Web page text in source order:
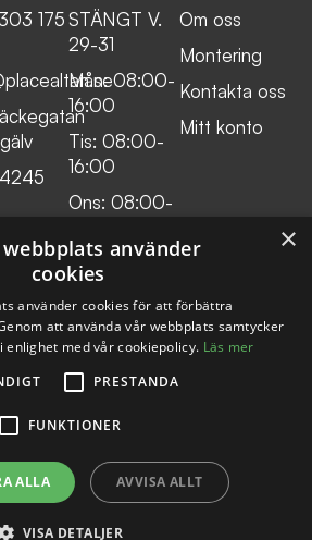
175STÄNGT V.
29-31
Mån: 08:00-
16:00
Tis: 08:00-
16:00
Ons: 08:00-
Tor: 08:00-
16:00
Fre:
08:00:14:30
Om oss
Montering
Kontakta oss
Mitt konto
altanprodukter
×
webbplats använder
cookies
använder cookies för att förbättra
att använda vår webbplats samtycker
enlighet med vår cookiepolicy. Läs mer
PRESTANDA
FUNKTIONER
ALLA AVVISA ALLT
VISA DETALJER